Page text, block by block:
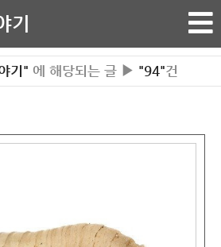
기
기" 에 해당되는 글 ▶ "94"건